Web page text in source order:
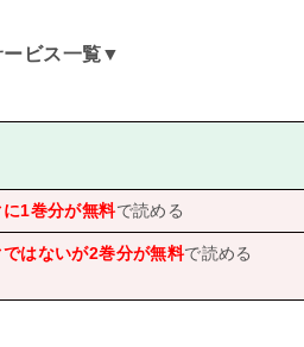
ビス一覧▼
1巻分が無料で読める
はないが2巻分が無料で読める